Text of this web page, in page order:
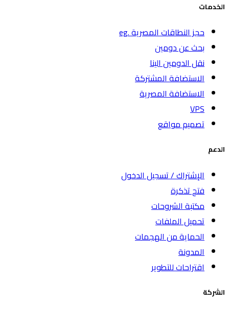
الخدمات
حجز النطاقات المصرية .eg
بحث عن دومين
نقل الدومين الينا
الاستضافة المشتركة
الاستضافة المصرية
VPS
تصميم مواقع
الدعم
الإشتراك / تسجيل الدخول
فتح تذكرة
مكتبة الشروحات
تحميل الملفات
الحماية من الهجمات
المدونة
اقتراحات للتطوير
الشركة